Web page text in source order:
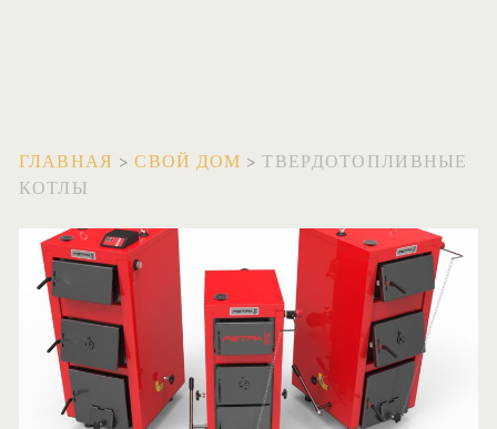
ГЛАВНАЯ >СВОЙ ДОМ >ТВЕРДОТОПЛИВНЫЕ
КОТЛЫ